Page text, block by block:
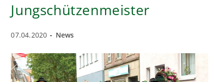
Jungschützenmeister
Beitrag
07.04.2020
Beitrags-
News